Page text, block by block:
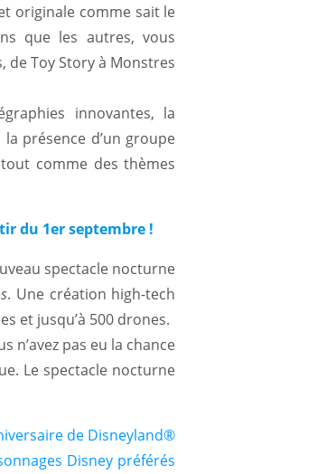
originale comme sait le
que les autres, vous
de Toy Story à Monstres
innovantes, la
présence d’un groupe
comme des thèmes
du 1er septembre !
spectacle nocturne
. Une création high-tech
et jusqu’à 500 drones.
n’avez pas eu la chance
Le spectacle nocturne
de Disneyland®
Disney préférés